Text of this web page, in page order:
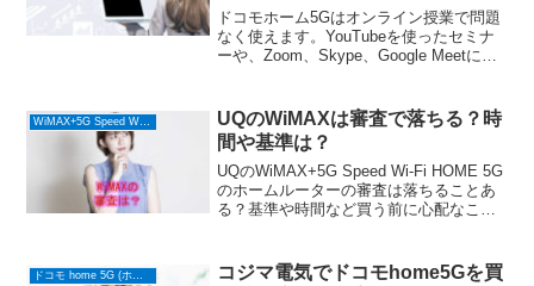
Google Meetでの講義はバッチ
リ？
ドコモホーム5Gはオンライン授業で問題
なく使えます。YouTubeを使ったセミナ
ーや、Zoom、Skype、Google Meetには
で安心です。
UQのWiMAXは審査で落ちる？時
間や基準は？
UQのWiMAX+5G Speed Wi-Fi HOME 5G
のホームルーターの審査は落ちることあ
る？基準や時間など買う前に心配なこと
ドコモ home 5G (ホームルーター)
コジマ電気でドコモhome5Gを買